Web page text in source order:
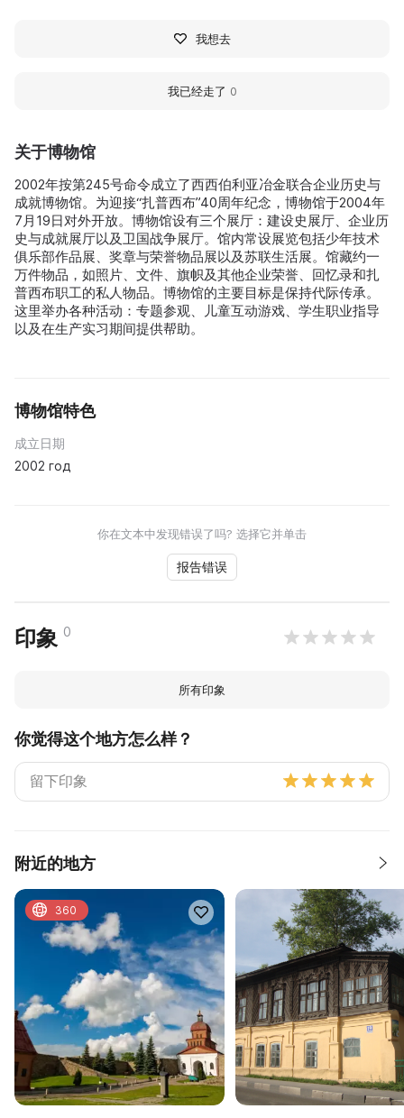
关于博物馆
2002年按第245号命令成立了西西伯利亚冶金联合企业历史与
成就博物馆。为迎接“扎普西布”40周年纪念，博物馆于2004年
7月19日对外开放。博物馆设有三个展厅：建设史展厅、企业历
史与成就展厅以及卫国战争展厅。馆内常设展览包括少年技术
俱乐部作品展、奖章与荣誉物品展以及苏联生活展。馆藏约一
万件物品，如照片、文件、旗帜及其他企业荣誉、回忆录和扎
普西布职工的私人物品。博物馆的主要目标是保持代际传承。
这里举办各种活动：专题参观、儿童互动游戏、学生职业指导
以及在生产实习期间提供帮助。
博物馆特色
成立日期
2002 год
你在文本中发现错误了吗? 选择它并单击
报告错误
印象 0
所有印象
你觉得这个地方怎么样？
附近的地方
360
我想去
我已经走了 0